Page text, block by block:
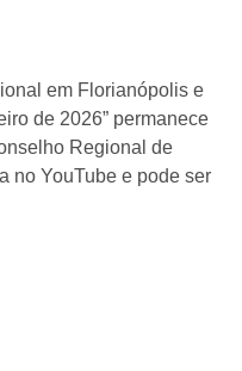
em Florianópolis e
de 2026” permanece
Regional de
no YouTube e pode ser